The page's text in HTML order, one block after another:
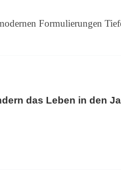
Formulierungen
das Leben in den